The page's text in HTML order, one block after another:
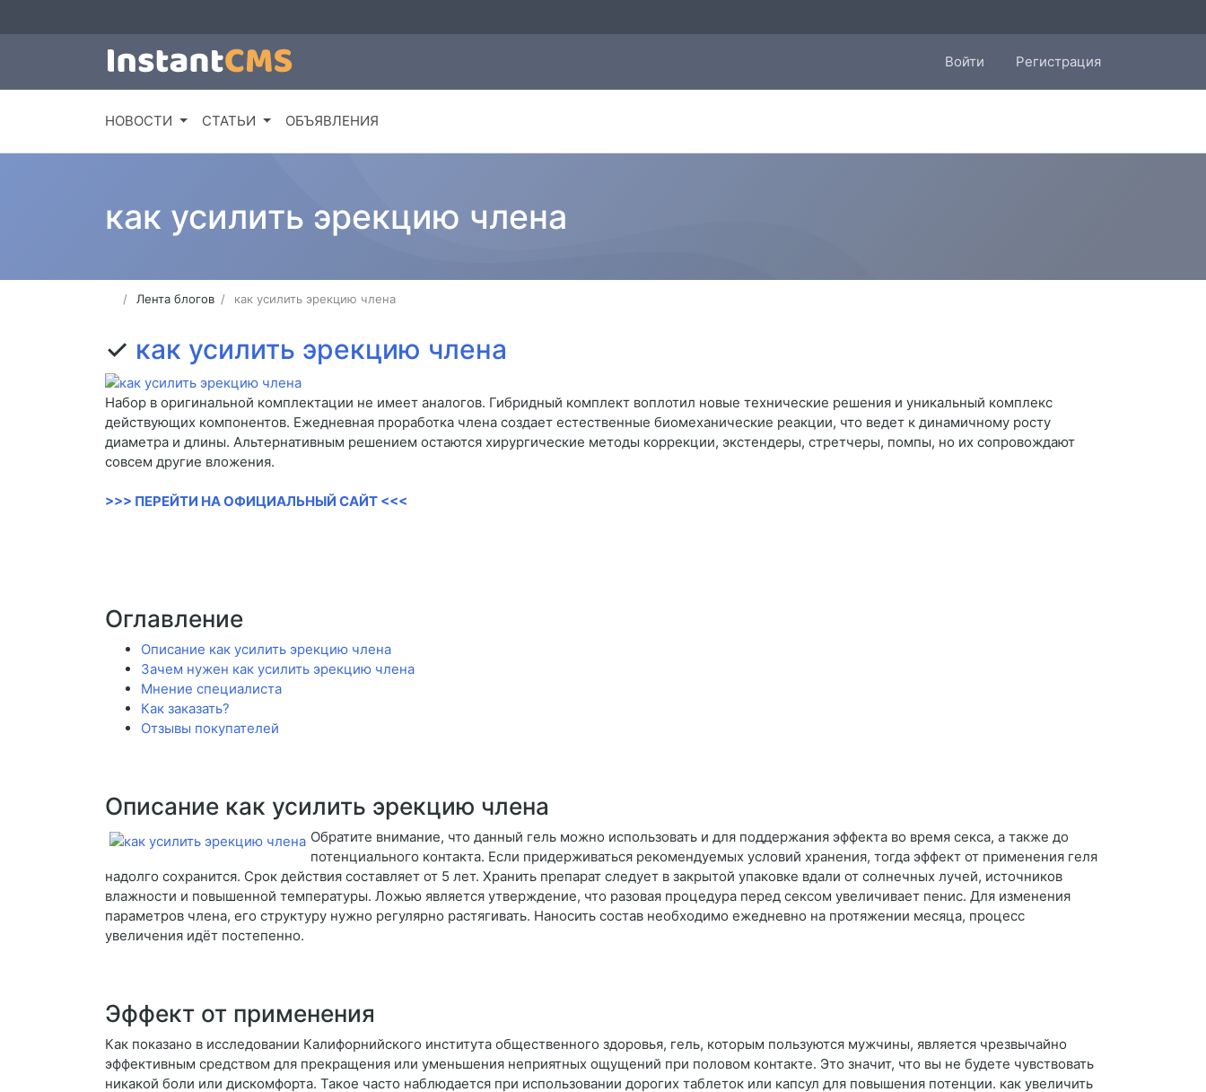
Войти Регистрация
НОВОСТИ СТАТЬИ ОБЪЯВЛЕНИЯ
как усилить эрекцию члена
Лента блогов как усилить эрекцию члена
✓ как усилить эрекцию члена
Набор в оригинальной комплектации не имеет аналогов. Гибридный комплект воплотил новые технические решения и уникальный комплекс
действующих компонентов. Ежедневная проработка члена создает естественные биомеханические реакции, что ведет к динамичному росту
диаметра и длины. Альтернативным решением остаются хирургические методы коррекции, экстендеры, стретчеры, помпы, но их сопровождают
совсем другие вложения.
>>> ПЕРЕЙТИ НА ОФИЦИАЛЬНЫЙ САЙТ <<<
Оглавление
Описание как усилить эрекцию члена
Зачем нужен как усилить эрекцию члена
Мнение специалиста
Как заказать?
Отзывы покупателей
Описание как усилить эрекцию члена
Обратите внимание, что данный гель можно использовать и для поддержания эффекта во время секса, а также до
потенциального контакта. Если придерживаться рекомендуемых условий хранения, тогда эффект от применения геля
надолго сохранится. Срок действия составляет от 5 лет. Хранить препарат следует в закрытой упаковке вдали от солнечных лучей, источников
влажности и повышенной температуры. Ложью является утверждение, что разовая процедура перед сексом увеличивает пенис. Для изменения
параметров члена, его структуру нужно регулярно растягивать. Наносить состав необходимо ежедневно на протяжении месяца, процесс
увеличения идёт постепенно.
Эффект от применения
Как показано в исследовании Калифорнийского института общественного здоровья, гель, которым пользуются мужчины, является чрезвычайно
эффективным средством для прекращения или уменьшения неприятных ощущений при половом контакте. Это значит, что вы не будете чувствовать
никакой боли или дискомфорта. Такое часто наблюдается при использовании дорогих таблеток или капсул для повышения потенции. как увеличить